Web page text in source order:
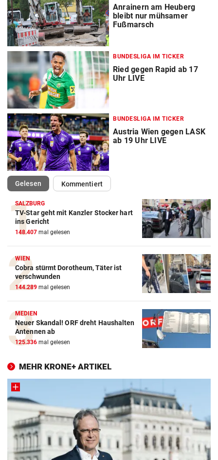
Anrainern am Heuberg
bleibt nur mühsamer
Fußmarsch
BUNDESLIGA IM TICKER
Ried gegen Rapid ab 17
Uhr LIVE
BUNDESLIGA IM TICKER
Austria Wien gegen LASK
ab 19 Uhr LIVE
Gelesen(ausgewählt)Kommentiert
SALZBURG
TV-Star geht mit Kanzler Stocker hart
ins Gericht
148.407 mal gelesen
WIEN
Cobra stürmt Dorotheum, Täter ist
verschwunden
144.289 mal gelesen
MEDIEN
Neuer Skandal! ORF dreht Haushalten
Antennen ab
125.336 mal gelesen
MEHR KRONE+ ARTIKEL